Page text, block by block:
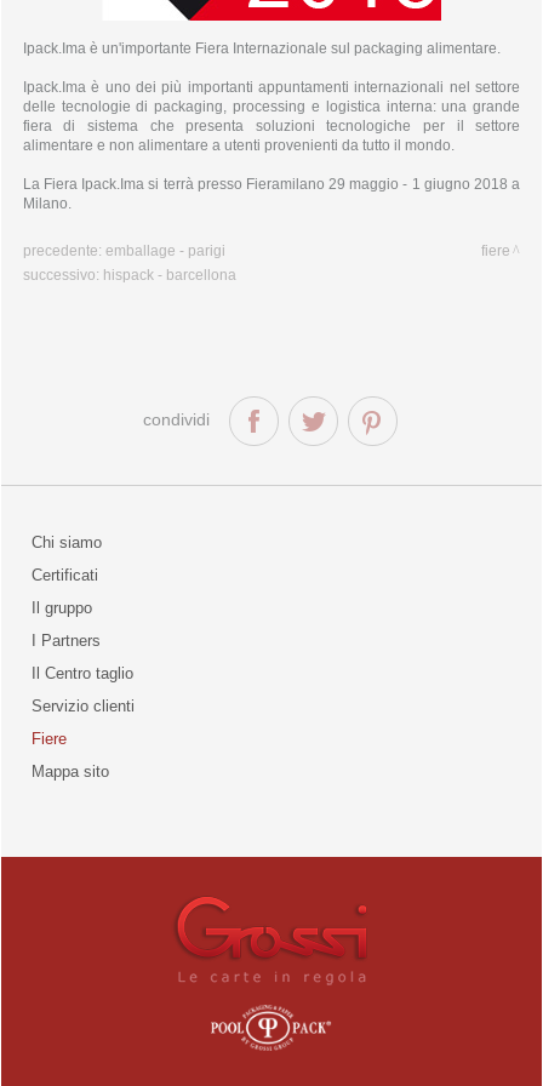
linea legno 100% bio
pani-tourtes
pani-tartes
pani-pousse
taglieri
Ipack.Ima è un'importante Fiera Internazionale sul packaging alimentare.
Ipack.Ima è uno dei più importanti appuntamenti internazionali nel settore
delle tecnologie di packaging, processing e logistica interna: una grande
fiera di sistema che presenta soluzioni tecnologiche per il settore
alimentare e non alimentare a utenti provenienti da tutto il mondo.
La Fiera Ipack.Ima si terrà presso Fieramilano 29 maggio - 1 giugno 2018 a
Milano.
precedente: emballage - parigi
successivo: hispack - barcellona
fiere
condividi
Chi siamo
qualità
Certificati
Il gruppo
I Partners
Il Centro taglio
Servizio clienti
Fiere
Mappa sito